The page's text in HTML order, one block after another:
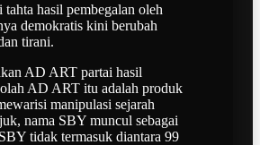
hasil pembegalan oleh
demokratis kini berubah
tirani.
AD ART partai hasil
AD ART itu adalah produk
manipulasi sejarah
nama SBY muncul sebagai
tidak termasuk diantara 99